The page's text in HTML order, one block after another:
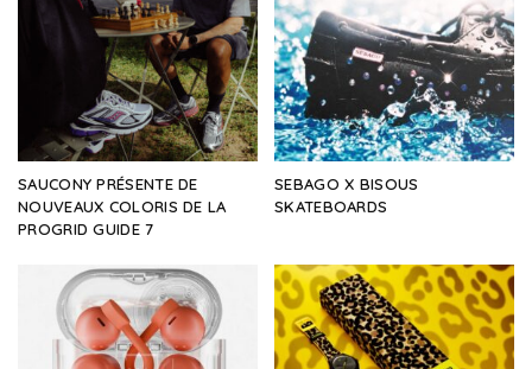
SAUCONY PRÉSENTE DE
NOUVEAUX COLORIS DE LA
PROGRID GUIDE 7
SEBAGO X BISOUS
SKATEBOARDS